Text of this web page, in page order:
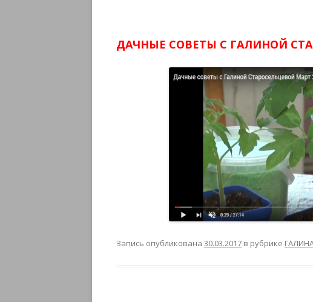
ДАЧНЫЕ СОВЕТЫ С ГАЛИНОЙ
Запись опубликована 30.03.2017 в рубрике